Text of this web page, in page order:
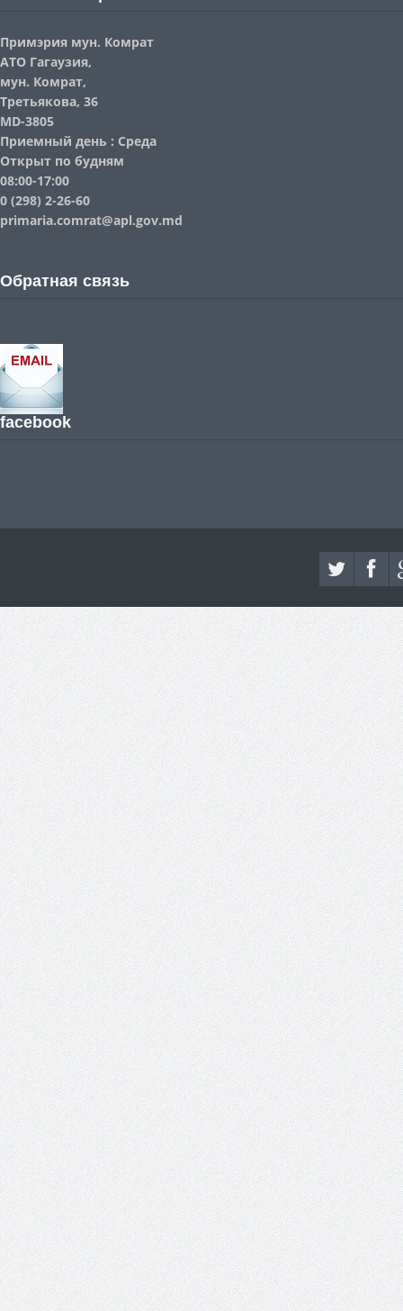
Примэрия мун. Комрат
АТО Гагаузия,
мун. Комрат,
Третьякова, 36
MD-3805
Приемный день : Среда
Открыт по будням
08:00-17:00
0 (298) 2-26-60
primaria.comrat@apl.gov.md
Обратная связь
facebook